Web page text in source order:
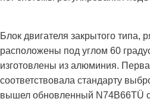
Блок двигателя закрытого типа,
расположены под углом 60
изготовлены из алюминия.
соответствовала стандарту
вышел обновленный N74B66TÜ